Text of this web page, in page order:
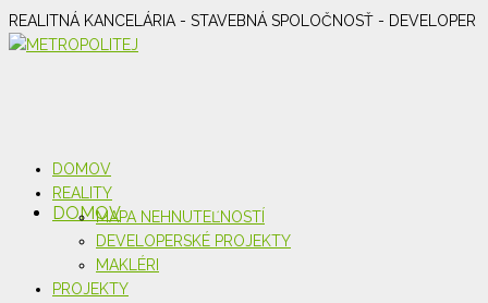
REALITNÁ KANCELÁRIA - STAVEBNÁ SPOLOČNOSŤ - DEVELOPER
DOMOV
DOMOV
REALITY
MAPA NEHNUTEĽNOSTÍ
DEVELOPERSKÉ PROJEKTY
MAKLÉRI
PROJEKTY